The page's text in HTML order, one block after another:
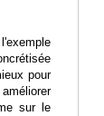
pour
sur le